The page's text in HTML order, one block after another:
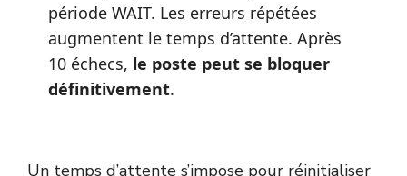
période WAIT. Les erreurs répétées
augmentent le temps d’attente. Après
10 échecs, le poste peut se bloquer
définitivement.
Un temps d’attente s’impose pour réinitialiser